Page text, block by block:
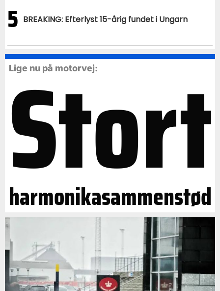
5 BREAKING: Efterlyst 15-årig fundet i Ungarn
Lige nu på motorvej:
Stort
harmonikasammenstød